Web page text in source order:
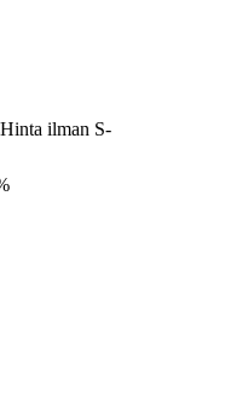
Hinta ilman S-